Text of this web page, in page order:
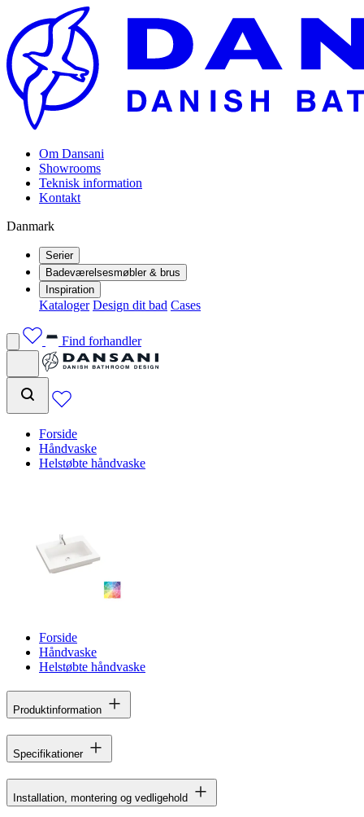
Om Dansani
Showrooms
Teknisk information
Kontakt
Danmark
Serier
Badeværelsesmøbler & brus
Inspiration
Kataloger Design dit bad Cases
Find forhandler
Forside
Håndvaske
Helstøbte håndvaske
Forside
Håndvaske
Helstøbte håndvaske
Produktinformation
Specifikationer
Installation, montering og vedligehold